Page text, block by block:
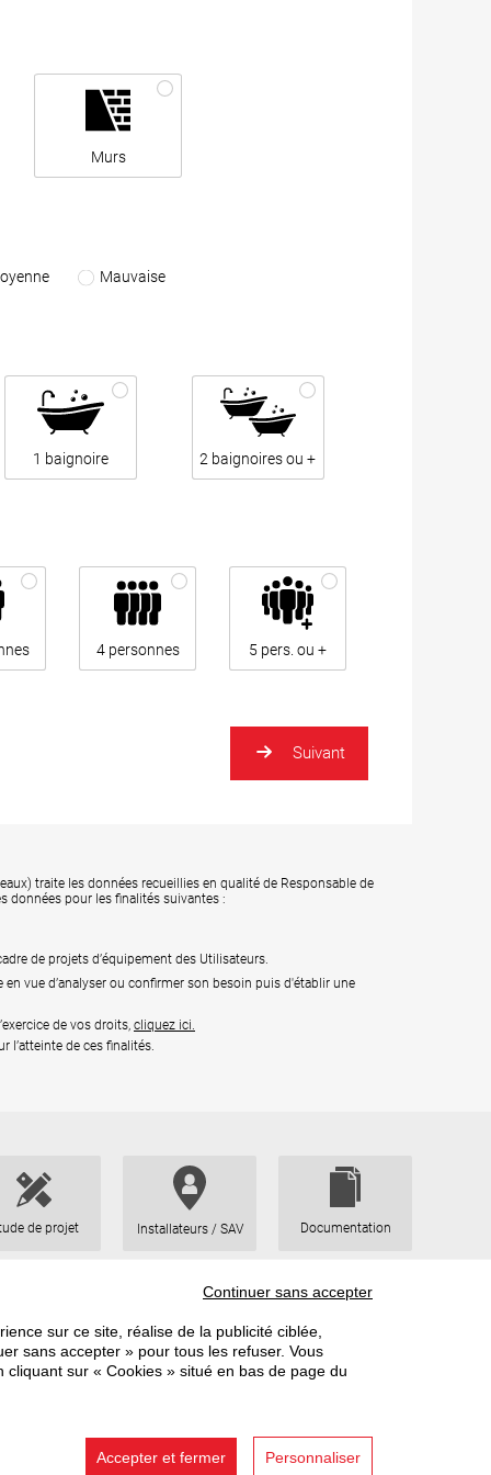
Murs
Mauvaise
1 baignoire 2 baignoires ou +
4 personnes 5 pers. ou +
Suivant
traite les données recueillies en qualité de Responsable de
données pour les finalités suivantes :
de projets d’équipement des Utilisateurs.
vue d’analyser ou confirmer son besoin puis d'établir une
de vos droits, cliquez ici.
l’atteinte de ces finalités.
de projet Installateurs / SAV Documentation
Continuer sans accepter
sur ce site, réalise de la publicité ciblée,
sans accepter » pour tous les refuser. Vous
sur « Cookies » situé en bas de page du
Accepter et fermer Personnaliser